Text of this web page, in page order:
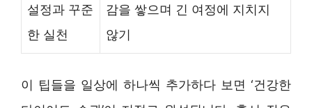
설정과 꾸준
한 실천
감을 쌓으며 긴 여정에 지치지
않기
이 팁들을 일상에 하나씩 추가하다 보면 ‘건강한